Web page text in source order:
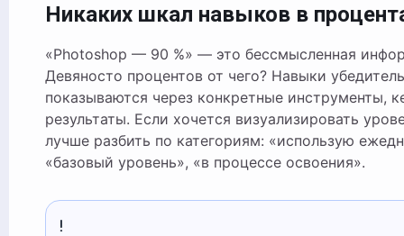
Никаких шкал навыков в
«Photoshop — 90 %» — это бессмысленная
Девяносто процентов от чего? Навыки
показываются через конкретные инструменты,
результаты. Если хочется визуализировать
лучше разбить по категориям: «использую
«базовый уровень», «в процессе освоения».